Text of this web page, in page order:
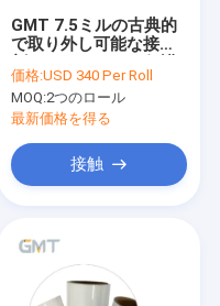
GMT 7.5ミルの古典的
で取り外し可能な接着
フィルム、ISO SGSの
車体の覆いのフィルム
価格:USD 340 Per Roll
MOQ:2つのロール
最新価格を得る
接触